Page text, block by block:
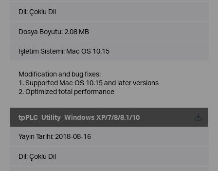
Dil:Çoklu Dil
Dosya Boyutu: 2.08 MB
İşletim Sistemi: Mac OS 10.15
Modification and bug fixes:
1. Supported Mac OS 10.15 and later versions
2. Optimized total performance
tpPLC_Utility_Windows XP/7/8/8.1/10
Yayın Tarihi: 2018-08-16
Dil:Çoklu Dil